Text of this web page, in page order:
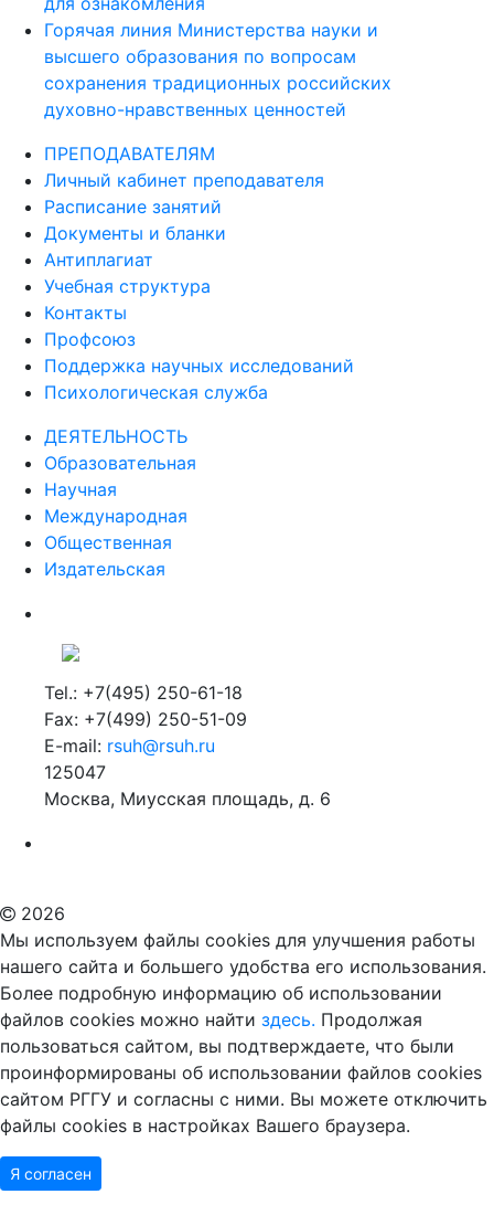
Горячая линия Министерства науки и
высшего образования по вопросам
сохранения традиционных российских
духовно-нравственных ценностей
ПРЕПОДАВАТЕЛЯМ
Личный кабинет преподавателя
Расписание занятий
Документы и бланки
Антиплагиат
Учебная структура
Контакты
Профсоюз
Поддержка научных исследований
Психологическая служба
ДЕЯТЕЛЬНОСТЬ
Образовательная
Научная
Международная
Общественная
Издательская
Tel.: +7(495) 250-61-18
Fax: +7(499) 250-51-09
E-mail: rsuh@rsuh.ru
125047
Москва, Миусская площадь, д. 6
2026
Мы используем файлы cookies для улучшения работы
нашего сайта и большего удобства его использования.
Более подробную информацию об использовании
файлов cookies можно найти здесь. Продолжая
пользоваться сайтом, вы подтверждаете, что были
проинформированы об использовании файлов cookies
сайтом РГГУ и согласны с ними. Вы можете отключить
файлы cookies в настройках Вашего браузера.
Я согласен